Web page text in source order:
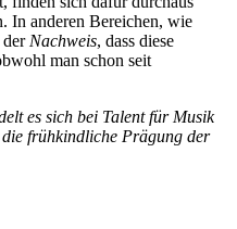
In anderen Bereichen, wie
derNachweis, dass diese
man schon seit
es sich bei Talent für Musik
frühkindliche Prägung der